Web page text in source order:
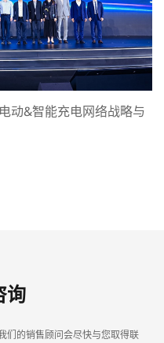
动&智能充电网络战略与
询
们的销售顾问会尽快与您取得联